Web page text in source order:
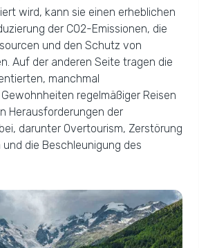
wird, kann sie einen erheblichen
der CO2-Emissionen, die
und den Schutz von
Auf der anderen Seite tragen die
manchmal
regelmäßiger Reisen
Herausforderungen der
darunter Overtourism, Zerstörung
die Beschleunigung des